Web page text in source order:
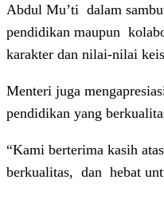
Abdul Mu’ti dalam
pendidikan maupun
karakter dan nilai-nilai
Menteri juga
pendidikan yang
“Kami berterima kasih
berkualitas, dan hebat